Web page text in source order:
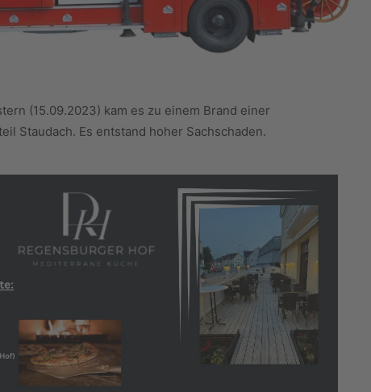
(15.09.2023) kam es zu einem Brand einer
Staudach. Es entstand hoher Sachschaden.